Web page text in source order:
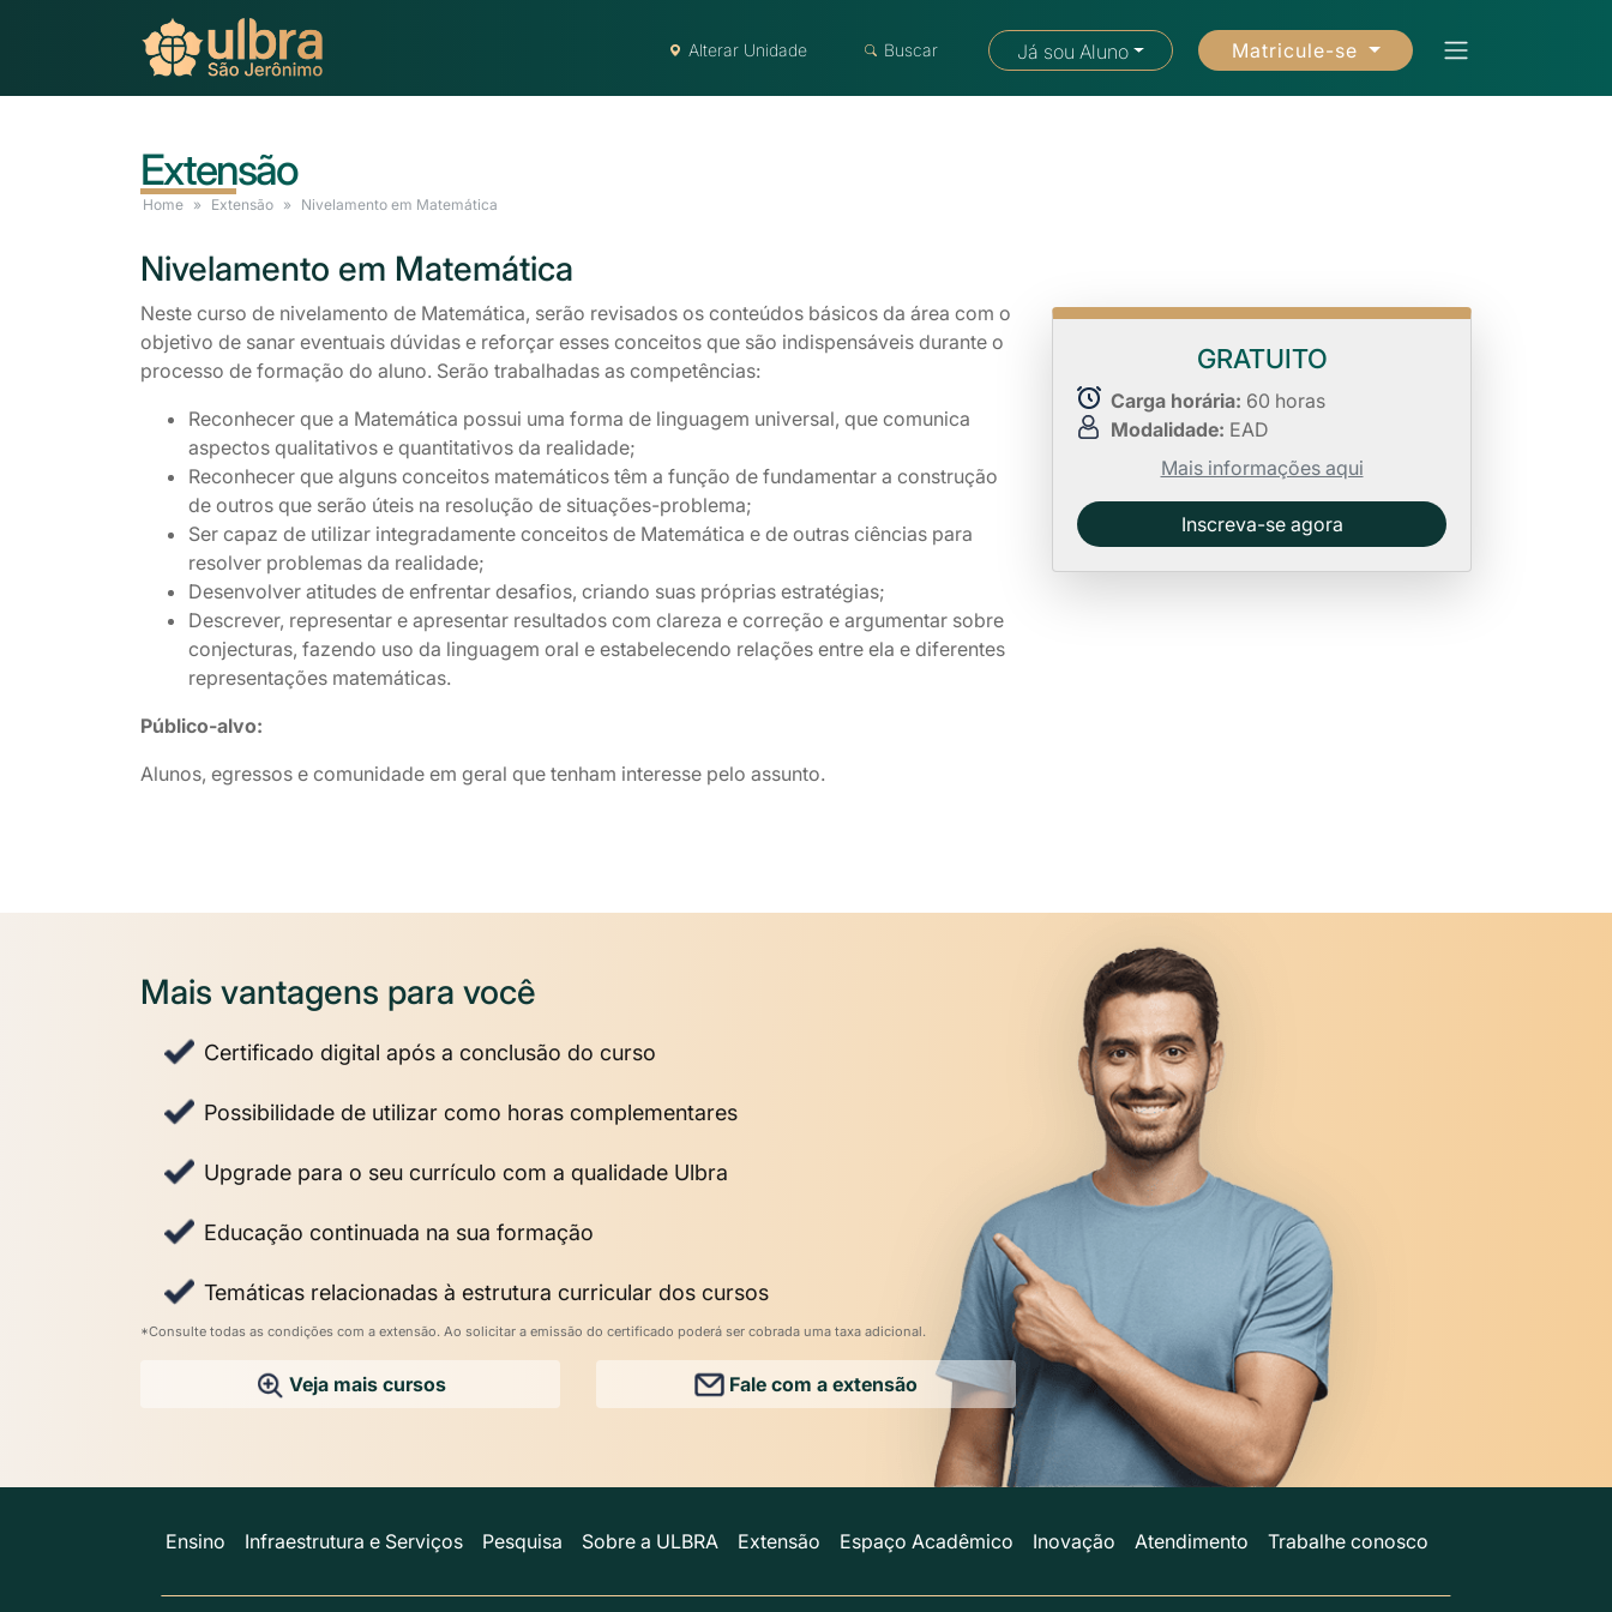
Alterar Unidade Buscar Já sou Aluno Matricule-se
Extensão
Home Extensão Nivelamento em Matemática
Nivelamento em Matemática
Neste curso de nivelamento de Matemática, serão revisados os conteúdos básicos da área com o
objetivo de sanar eventuais dúvidas e reforçar esses conceitos que são indispensáveis durante o
processo de formação do aluno. Serão trabalhadas as competências:
Reconhecer que a Matemática possui uma forma de linguagem universal, que comunica
aspectos qualitativos e quantitativos da realidade;
Reconhecer que alguns conceitos matemáticos têm a função de fundamentar a construção
de outros que serão úteis na resolução de situações-problema;
Ser capaz de utilizar integradamente conceitos de Matemática e de outras ciências para
resolver problemas da realidade;
Desenvolver atitudes de enfrentar desafios, criando suas próprias estratégias;
Descrever, representar e apresentar resultados com clareza e correção e argumentar sobre
conjecturas, fazendo uso da linguagem oral e estabelecendo relações entre ela e diferentes
representações matemáticas.
Público-alvo:
Alunos, egressos e comunidade em geral que tenham interesse pelo assunto.
GRATUITO
Carga horária: 60 horas
Modalidade: EAD
Mais informações aqui
Inscreva-se agora
Mais vantagens para você
Certificado digital após a conclusão do curso
Possibilidade de utilizar como horas complementares
Upgrade para o seu currículo com a qualidade Ulbra
Educação continuada na sua formação
Temáticas relacionadas à estrutura curricular dos cursos
*Consulte todas as condições com a extensão. Ao solicitar a emissão do certificado poderá ser cobrada uma taxa adicional.
Veja mais cursos Fale com a extensão
Ensino Infraestrutura e Serviços Pesquisa Sobre a ULBRA Extensão Espaço Acadêmico Inovação Atendimento Trabalhe conosco